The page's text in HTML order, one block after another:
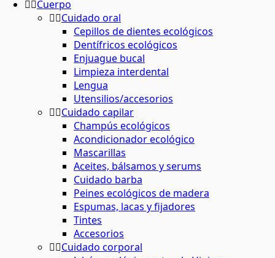
Cuerpo
Cuidado oral
Cepillos de dientes ecológicos
Dentífricos ecológicos
Enjuague bucal
Limpieza interdental
Lengua
Utensilios/accesorios
Cuidado capilar
Champús ecológicos
Acondicionador ecológico
Mascarillas
Aceites, bálsamos y serums
Cuidado barba
Peines ecológicos de madera
Espumas, lacas y fijadores
Tintes
Accesorios
Cuidado corporal